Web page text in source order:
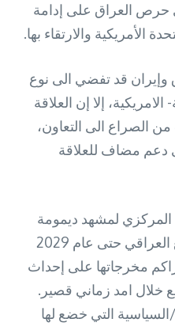
أي حرص العراق على إدامة
الأمريكية والارتقاء بها.
وإيران قد تفضي الى نوع
إلا إن العلاقة
من الصراع الى التعاون،
دعم مضاف للعلاقة
لمشهد ديمومة
التردي الداخلي يفيد أن الواقع العراقي حتى عام 2029
مخرجاتها على إحداث
خلال امد زماني قصير.
التي خضع لها